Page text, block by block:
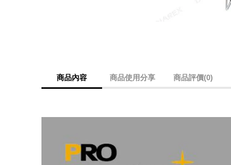
商品內容 商品使用分享 商品評價(0)